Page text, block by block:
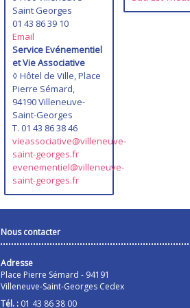
Saint Georges
01 43 86 39 10
Email
Service Evénementiel
et Vie Associative
◊ Hôtel de Ville, Place
Pierre Sémard,
94190 Villeneuve-
Saint-Georges
T. 01 43 86 38 46
vieassociative@villeneuve-
saint-georges.fr
evenementiel@villeneuve-
saint-georges.fr
Nous contacter
Adresse
Place Pierre Sémard - 94191
Villeneuve-Saint-Georges Cedex
Tél. : 01 43 86 38 00